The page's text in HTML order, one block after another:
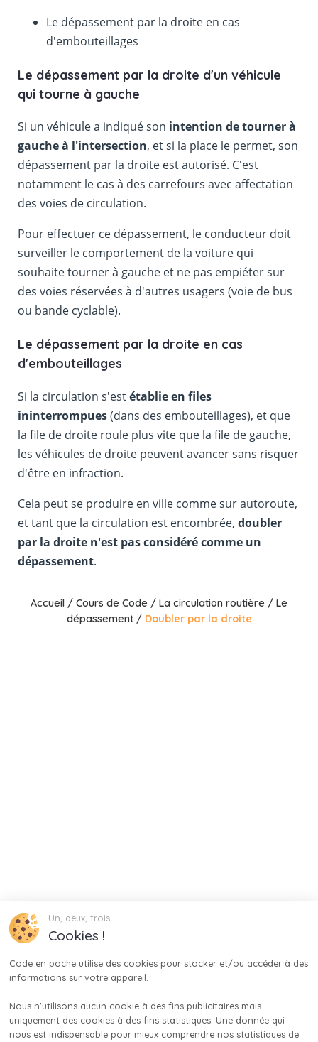
Un, deux, trois…
Cookies !
Code en poche utilise des cookies pour stocker et/ou accéder à des
informations sur votre appareil.
Nous n'utilisons aucun cookie à des fins publicitaires mais
uniquement des cookies à des fins statistiques. Une donnée qui
nous est indispensable pour mieux comprendre nos statistiques de
Le dépassement par la droite en cas
d'embouteillages
Le dépassement par la droite d'un véhicule
qui tourne à gauche
Si un véhicule a indiqué son intention de tourner à
gauche à l'intersection, et si la place le permet, son
dépassement par la droite est autorisé. C'est
notamment le cas à des carrefours avec affectation
des voies de circulation.
Pour effectuer ce dépassement, le conducteur doit
surveiller le comportement de la voiture qui
souhaite tourner à gauche et ne pas empiéter sur
des voies réservées à d'autres usagers (voie de bus
ou bande cyclable).
Le dépassement par la droite en cas
d'embouteillages
Si la circulation s'estétablie en files
ininterrompues(dans des embouteillages), et que
la file de droite roule plus vite que la file de gauche,
les véhicules de droite peuvent avancer sans risquer
d'être en infraction.
Cela peut se produire en ville comme sur autoroute,
et tant que la circulation est encombrée, doubler
par la droite n'est pas considéré comme un
dépassement.
Accueil / Cours de Code / La circulation routière / Le
dépassement/ Doubler par la droite